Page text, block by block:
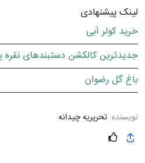
لینک پیشنهادی
خرید کولر آبی
جدیدترین کالکشن دستبندهای نقره
باغ گل رضوان
نویسنده: تحریریه چیدانه